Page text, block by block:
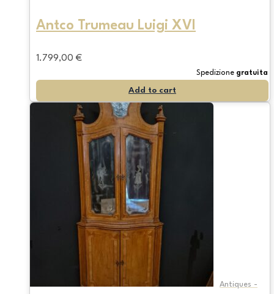
Antco Trumeau Luigi XVI
1.799,00 €
Spedizione gratuita
Add to cart
Antiques -